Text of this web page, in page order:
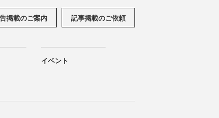
掲載のご案内 記事掲載のご依頼
イベント